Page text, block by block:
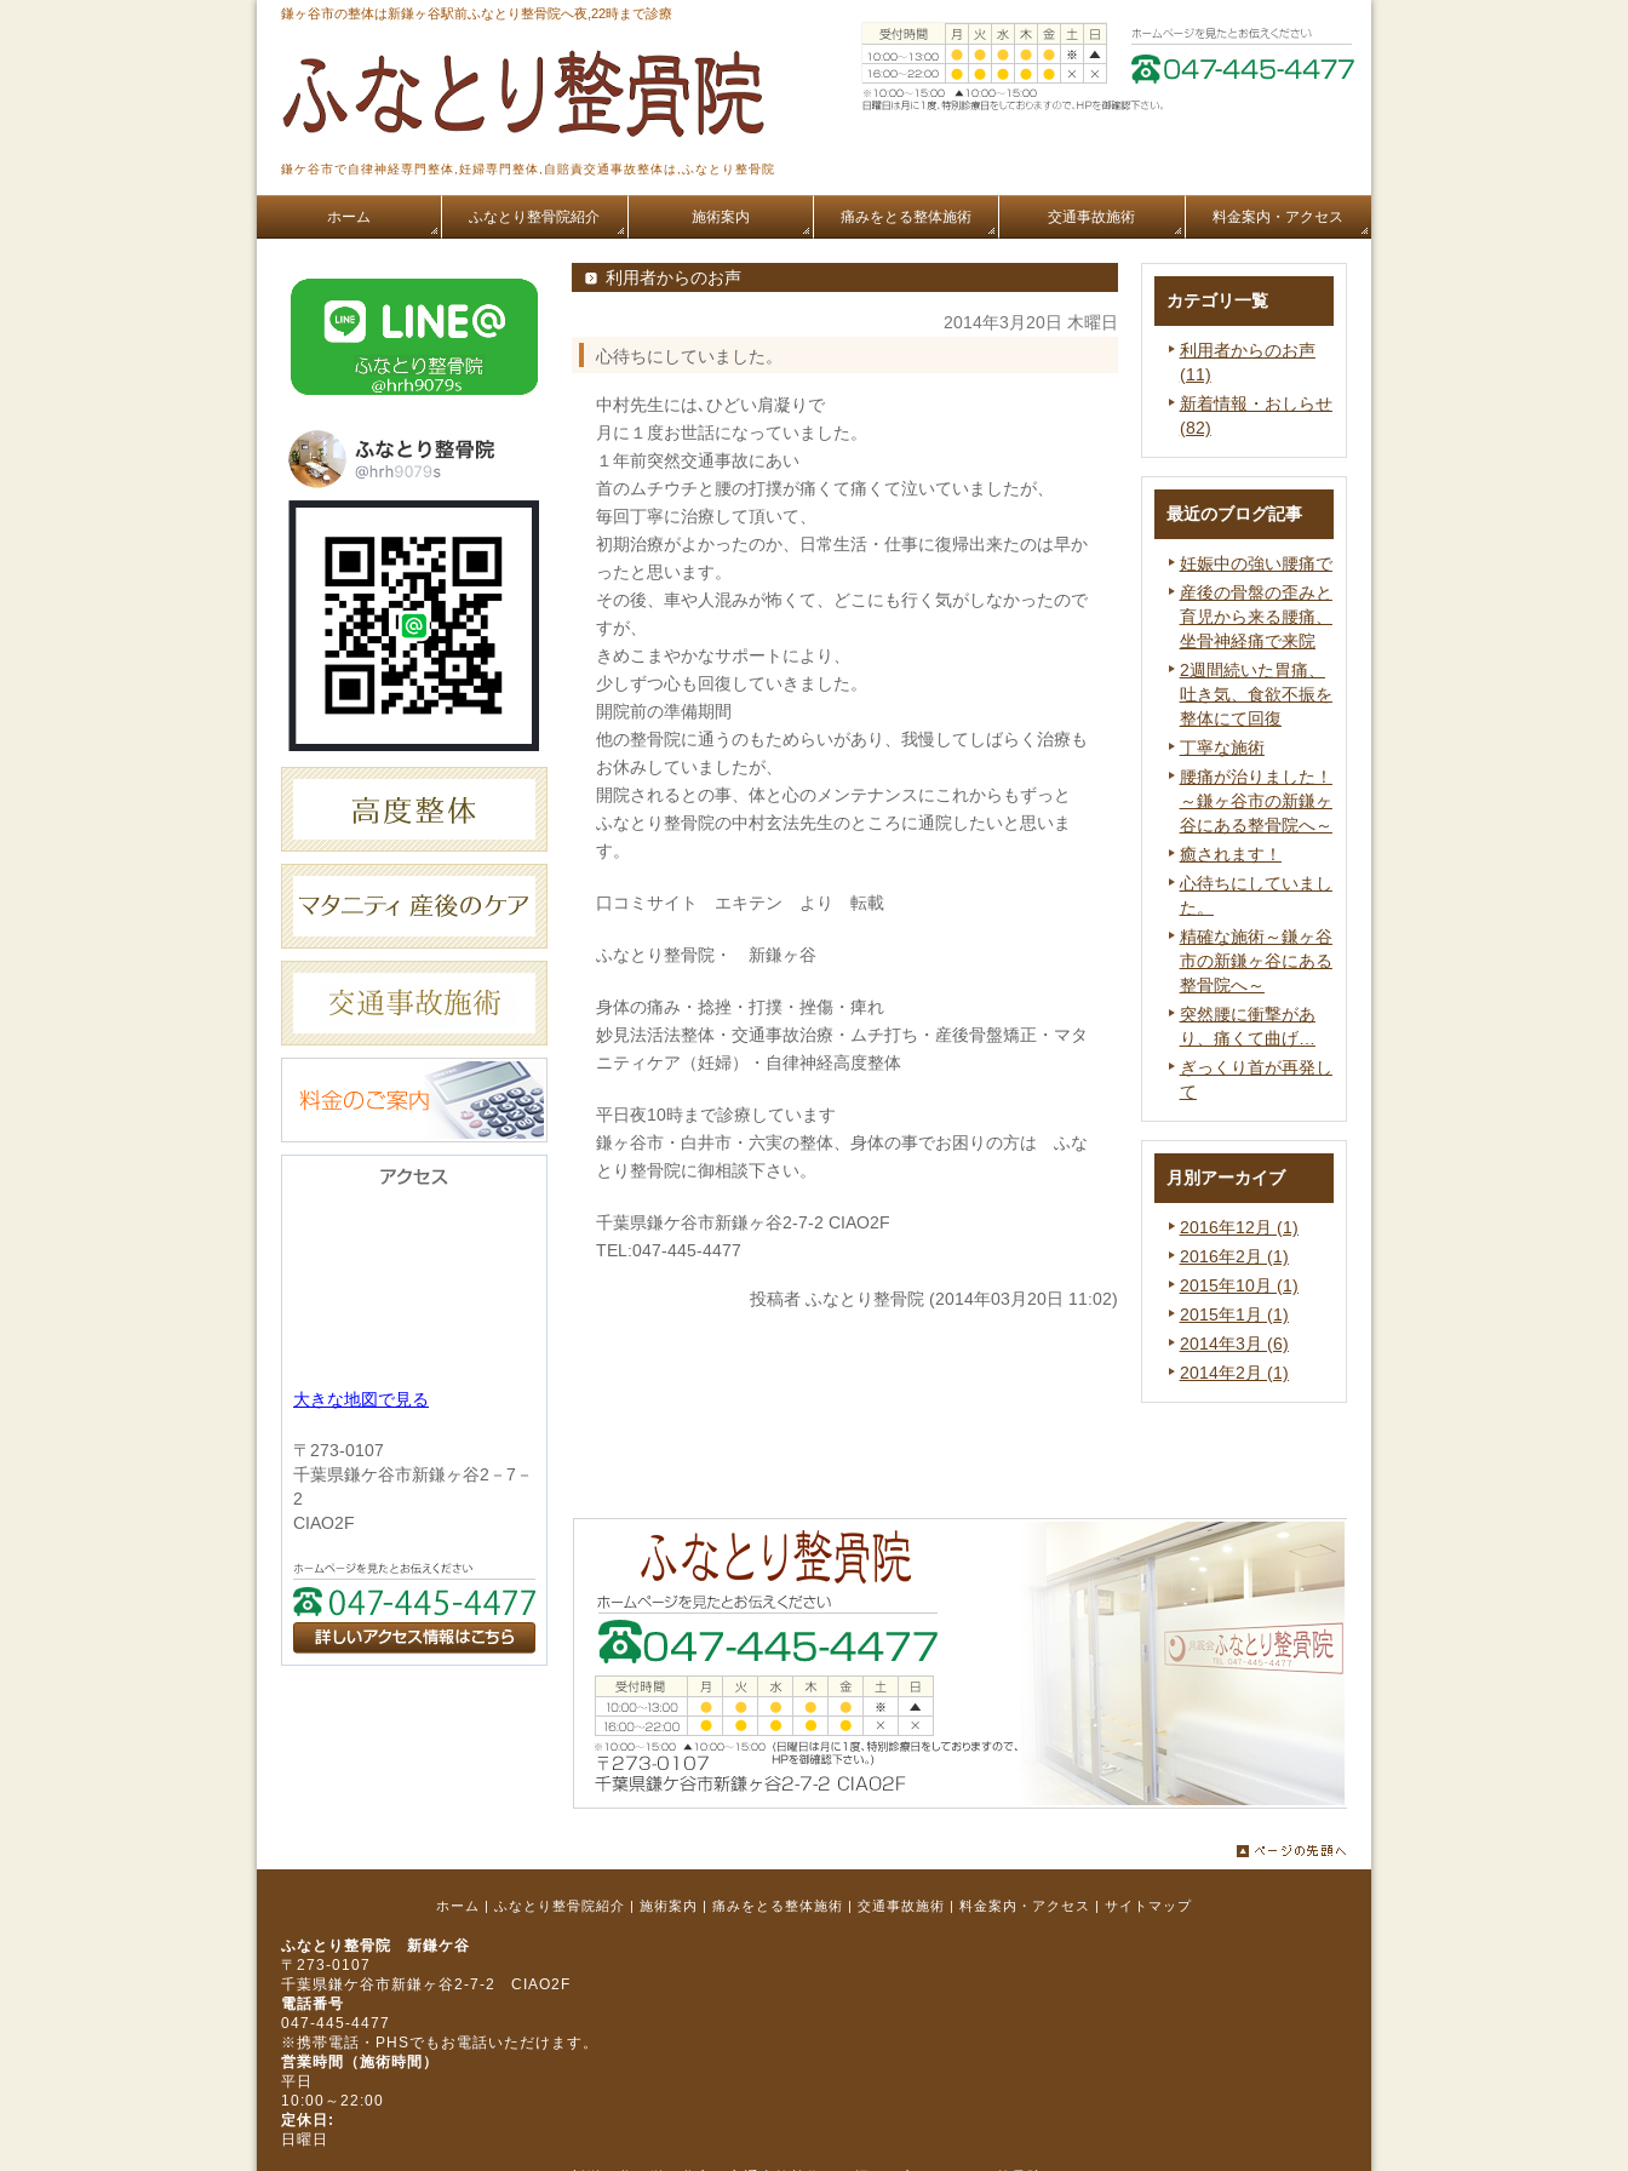
鎌ヶ谷市の整体は新鎌ヶ谷駅前ふなとり整骨院へ夜,22時まで診療
鎌ケ谷市で自律神経専門整体,妊婦専門整体,自賠責交通事故整体は,ふなとり整骨院
ホーム ふなとり整骨院紹介 施術案内 痛みをとる整体施術 交通事故施術 料金案内・アクセス
利用者からのお声
2014年3月20日 木曜日
心待ちにしていました。
中村先生には､ひどい肩凝りで
月に１度お世話になっていました。
１年前突然交通事故にあい
首のムチウチと腰の打撲が痛くて痛くて泣いていましたが、
毎回丁寧に治療して頂いて、
初期治療がよかったのか、日常生活・仕事に復帰出来たのは早か
ったと思います。
その後、車や人混みが怖くて、どこにも行く気がしなかったので
すが、
きめこまやかなサポートにより、
少しずつ心も回復していきました。
開院前の準備期間
他の整骨院に通うのもためらいがあり、我慢してしばらく治療も
お休みしていましたが、
開院されるとの事、体と心のメンテナンスにこれからもずっと
ふなとり整骨院の中村玄法先生のところに通院したいと思いま
す。
口コミサイト エキテン より 転載
ふなとり整骨院・ 新鎌ヶ谷
身体の痛み・捻挫・打撲・挫傷・痺れ
妙見法活法整体・交通事故治療・ムチ打ち・産後骨盤矯正・マタ
ニティケア（妊婦）・自律神経高度整体
平日夜10時まで診療しています
鎌ヶ谷市・白井市・六実の整体、身体の事でお困りの方は ふな
とり整骨院に御相談下さい。
千葉県鎌ケ谷市新鎌ヶ谷2-7-2 CIAO2F
TEL:047-445-4477
投稿者 ふなとり整骨院 (2014年03月20日 11:02)
カテゴリ一覧
利用者からのお声
(11)
新着情報・おしらせ
(82)
最近のブログ記事
妊娠中の強い腰痛で
産後の骨盤の歪みと
育児から来る腰痛、
坐骨神経痛で来院
2週間続いた胃痛、
吐き気、食欲不振を
整体にて回復
丁寧な施術
腰痛が治りました！
～鎌ヶ谷市の新鎌ヶ
谷にある整骨院へ～
癒されます！
心待ちにしていまし
た。
精確な施術～鎌ヶ谷
市の新鎌ヶ谷にある
整骨院へ～
突然腰に衝撃があ
り、痛くて曲げ…
ぎっくり首が再発し
て
月別アーカイブ
2016年12月 (1)
2016年2月 (1)
2015年10月 (1)
2015年1月 (1)
2014年3月 (6)
2014年2月 (1)
大きな地図で見る
〒273‐0107
千葉県鎌ケ谷市新鎌ヶ谷2－7－
2
CIAO2F
ホーム | ふなとり整骨院紹介 | 施術案内 | 痛みをとる整体施術 | 交通事故施術 | 料金案内・アクセス | サイトマップ
ふなとり整骨院 新鎌ケ谷
〒273‐0107
千葉県鎌ケ谷市新鎌ヶ谷2-7-2 CIAO2F
電話番号
047-445-4477
※携帯電話・PHSでもお電話いただけます。
営業時間（施術時間）
平日
10:00～22:00
定休日:
日曜日